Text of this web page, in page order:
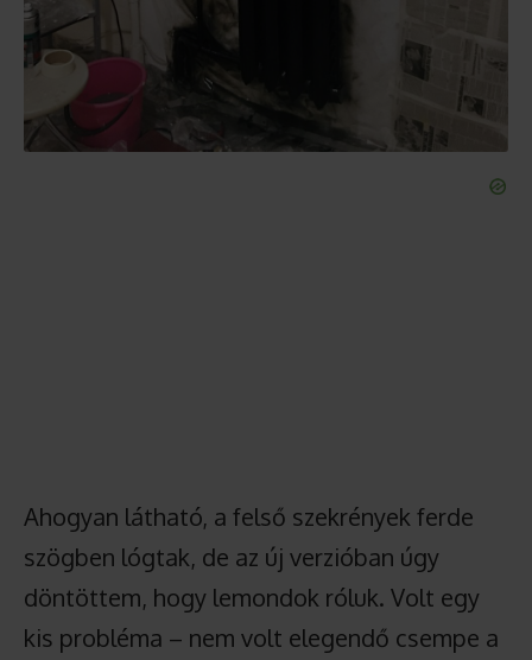
Ahogyan látható, a felső szekrények ferde
szögben lógtak, de az új verzióban úgy
döntöttem, hogy lemondok róluk. Volt egy
kis probléma – nem volt elegendő csempe a